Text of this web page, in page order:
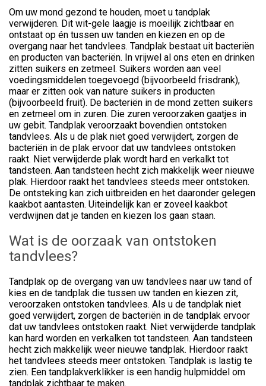
Om uw mond gezond te houden, moet u tandplak
verwijderen. Dit wit-gele laagje is moeilijk zichtbaar en
ontstaat op én tussen uw tanden en kiezen en op de
overgang naar het tandvlees. Tandplak bestaat uit bacteriën
en producten van bacteriën. In vrijwel al ons eten en drinken
zitten suikers en zetmeel. Suikers worden aan veel
voedingsmiddelen toegevoegd (bijvoorbeeld frisdrank),
maar er zitten ook van nature suikers in producten
(bijvoorbeeld fruit). De bacteriën in de mond zetten suikers
en zetmeel om in zuren. Die zuren veroorzaken gaatjes in
uw gebit. Tandplak veroorzaakt bovendien ontstoken
tandvlees. Als u de plak niet goed verwijdert, zorgen de
bacteriën in de plak ervoor dat uw tandvlees ontstoken
raakt. Niet verwijderde plak wordt hard en verkalkt tot
tandsteen. Aan tandsteen hecht zich makkelijk weer nieuwe
plak. Hierdoor raakt het tandvlees steeds meer ontstoken.
De ontsteking kan zich uitbreiden en het daaronder gelegen
kaakbot aantasten. Uiteindelijk kan er zoveel kaakbot
verdwijnen dat je tanden en kiezen los gaan staan.
Wat is de oorzaak van ontstoken
tandvlees?
Tandplak op de overgang van uw tandvlees naar uw tand of
kies en de tandplak die tussen uw tanden en kiezen zit,
veroorzaken ontstoken tandvlees. Als u de tandplak niet
goed verwijdert, zorgen de bacteriën in de tandplak ervoor
dat uw tandvlees ontstoken raakt. Niet verwijderde tandplak
kan hard worden en verkalken tot tandsteen. Aan tandsteen
hecht zich makkelijk weer nieuwe tandplak. Hierdoor raakt
het tandvlees steeds meer ontstoken. Tandplak is lastig te
zien. Een tandplakverklikker is een handig hulpmiddel om
tandplak zichtbaar te maken.